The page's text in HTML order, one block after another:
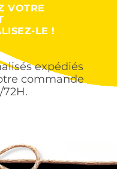
VOTRE
LE !
expédiés
commande